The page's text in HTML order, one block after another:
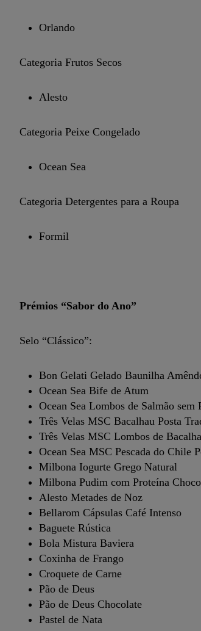
Orlando
Categoria Frutos Secos
Alesto
Categoria Peixe Congelado
Ocean Sea
Categoria Detergentes para a Roupa
Formil
Prémios “Sabor do Ano”
Selo “Clássico”:
Bon Gelati Gelado Baunilha
Ocean Sea Bife de Atum
Ocean Sea Lombos de Salmão sem
Três Velas MSC Bacalhau Posta
Três Velas MSC Lombos de
Ocean Sea MSC Pescada do Chile
Milbona Iogurte Grego Natural
Milbona Pudim com Proteína
Alesto Metades de Noz
Bellarom Cápsulas Café Intenso
Baguete Rústica
Bola Mistura Baviera
Coxinha de Frango
Croquete de Carne
Pão de Deus
Pão de Deus Chocolate
Pastel de Nata